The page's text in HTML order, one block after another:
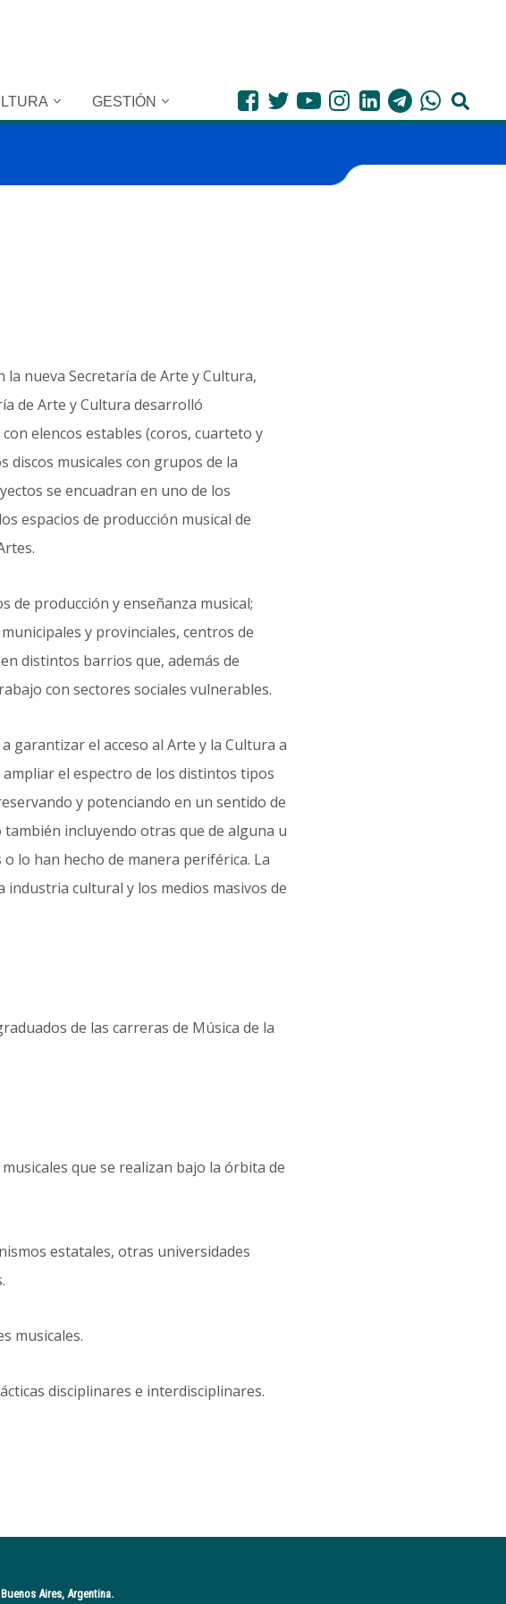
GESTIÓN
nueva Secretaría de Arte y Cultura,
de Arte y Cultura desarrolló
elencos estables (coros, cuarteto y
discos musicales con grupos de la
se encuadran en uno de los
espacios de producción musical de
producción y enseñanza musical;
y provinciales, centros de
distintos barrios que, además de
con sectores sociales vulnerables.
garantizar el acceso al Arte y la Cultura a
el espectro de los distintos tipos
y potenciando en un sentido de
incluyendo otras que de alguna u
lo han hecho de manera periférica. La
cultural y los medios masivos de
de las carreras de Música de la
que se realizan bajo la órbita de
estatales, otras universidades
musicales.
disciplinares e interdisciplinares.
Aires, Argentina.